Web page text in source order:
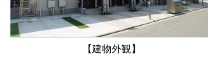
【建物外観】